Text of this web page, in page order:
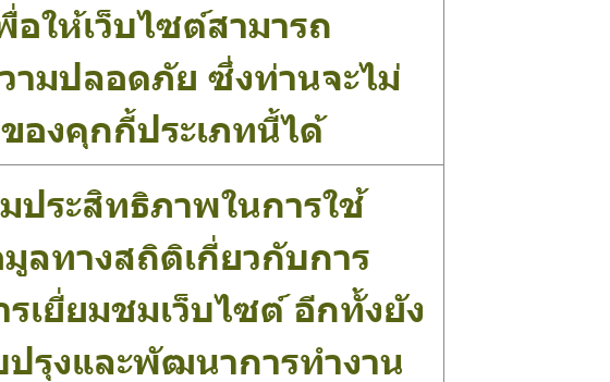
ให้เว็บไซต์สามารถ
ามปลอดภัย ซึ่งท่านจะไม่
องคุกกี้ประเภทนี้ได้
ประสิทธิภาพในการใช้
ลทางสถิติเกี่ยวกับการ
เยี่ยมชมเว็บไซต์ อีกทั้งยัง
รุงและพัฒนาการทำงาน